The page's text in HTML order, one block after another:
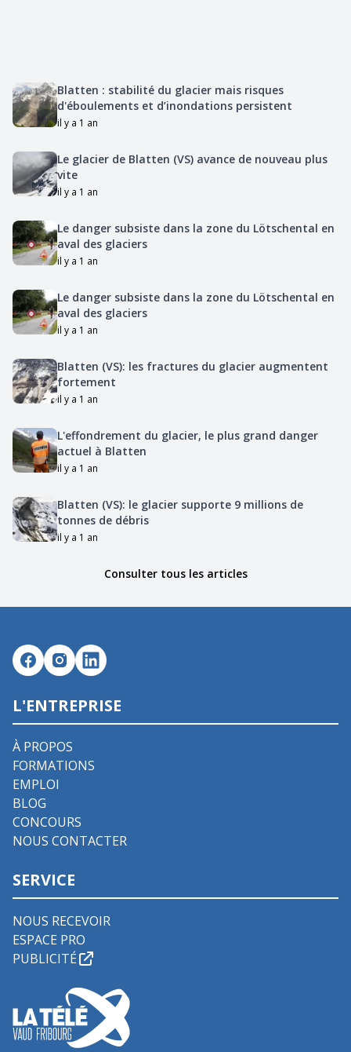
Blatten : stabilité du glacier mais risques
d'éboulements et d’inondations persistent
il y a 1 an
Le glacier de Blatten (VS) avance de nouveau plus
vite
il y a 1 an
Le danger subsiste dans la zone du Lötschental en
aval des glaciers
il y a 1 an
Le danger subsiste dans la zone du Lötschental en
aval des glaciers
il y a 1 an
Blatten (VS): les fractures du glacier augmentent
fortement
il y a 1 an
L'effondrement du glacier, le plus grand danger
actuel à Blatten
il y a 1 an
Blatten (VS): le glacier supporte 9 millions de
tonnes de débris
il y a 1 an
Consulter tous les articles
L'ENTREPRISE
À PROPOS
FORMATIONS
EMPLOI
BLOG
CONCOURS
NOUS CONTACTER
SERVICE
NOUS RECEVOIR
ESPACE PRO
PUBLICITÉ